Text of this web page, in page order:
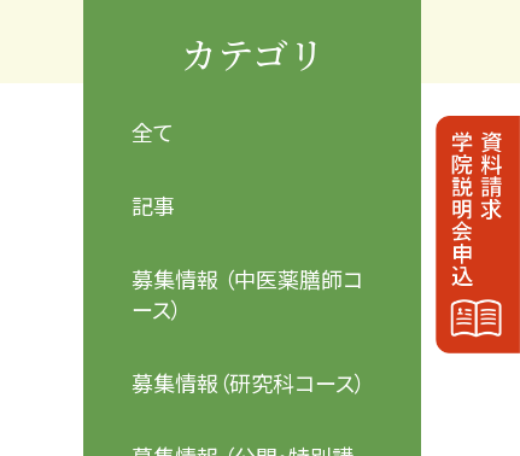
カテゴリ
全て
記事
募集情報 （中医薬膳師コ
ース）
募集情報（研究科コース）